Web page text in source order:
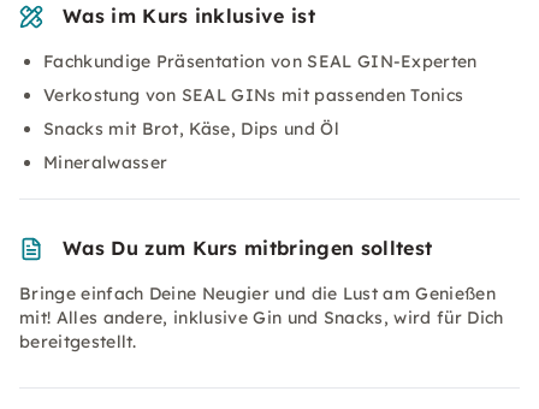
Was im Kurs inklusive ist
Fachkundige Präsentation von SEAL GIN-Experten
Verkostung von SEAL GINs mit passenden Tonics
Snacks mit Brot, Käse, Dips und Öl
Mineralwasser
Was Du zum Kurs mitbringen solltest
Bringe einfach Deine Neugier und die Lust am Genießen
mit! Alles andere, inklusive Gin und Snacks, wird für Dich
bereitgestellt.